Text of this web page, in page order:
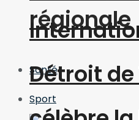
régionale
Santé
Sport
Détroit